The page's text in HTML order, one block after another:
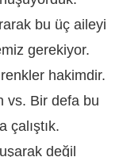
bu üç aileyi
gerekiyor.
hakimdir.
vs. Bir defa bu
çalıştık.
değil